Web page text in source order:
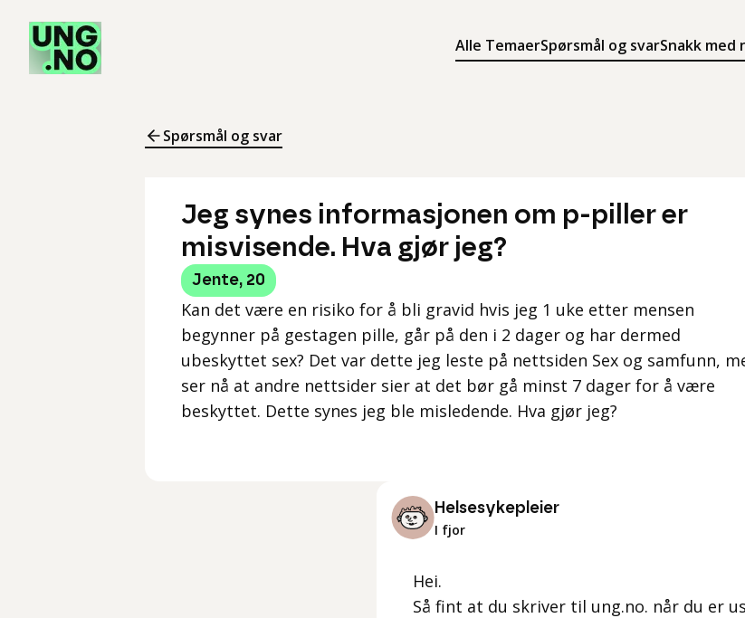
Alle TemaerSpørsmål og svarSnakk med
Søk
Meny
Spørsmål og svar
Jeg synes informasjonen om p-piller er
misvisende. Hva gjør jeg?
Jente, 20
Kan det være en risiko for å bli gravid hvis jeg 1 uke etter mensen
begynner på gestagen pille, går på den i 2 dager og har dermed
ubeskyttet sex? Det var dette jeg leste på nettsiden Sex og samfunn,
ser nå at andre nettsider sier at det bør gå minst 7 dager for å være
beskyttet. Dette synes jeg ble misledende. Hva gjør jeg?
Helsesykepleier
I fjor
Hei.
Så fint at du skriver til ung.no. når du er